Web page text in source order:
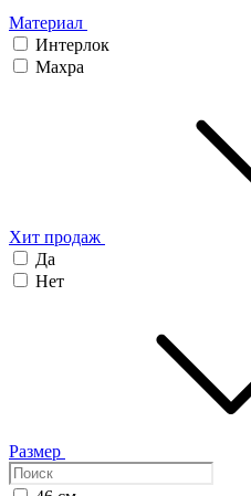
Материал
Интерлок
Махра
Хит продаж
Да
Нет
Размер